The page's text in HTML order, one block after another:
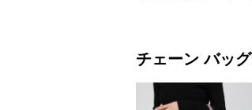
チェーン バッグ